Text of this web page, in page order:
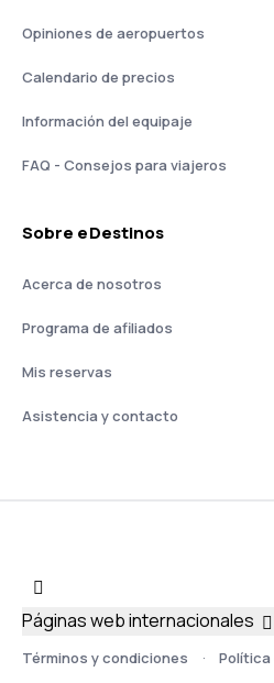
Opiniones de aeropuertos
Calendario de precios
Información del equipaje
FAQ - Consejos para viajeros
Sobre eDestinos
Acerca de nosotros
Programa de afiliados
Mis reservas
Asistencia y contacto
Términos y condiciones Política
Páginas web internacionales